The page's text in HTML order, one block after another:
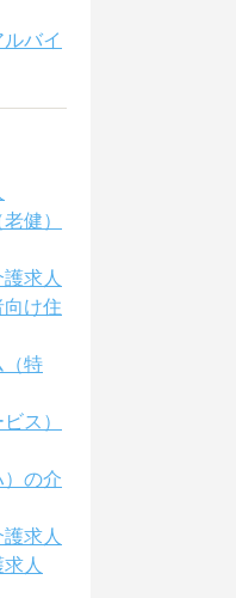
バイ
健）
求人
け住
（特
ス）
の介
求人
人